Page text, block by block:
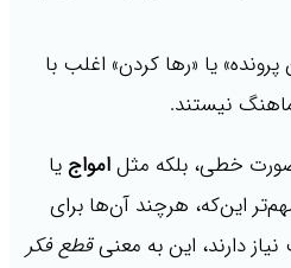
یا «رها کردن» اغلب با
نیستند.
خطی، بلکه مثلامواجیا
این‌که، هرچند آن‌ها برای
دارند، این به معنیقطع فکر